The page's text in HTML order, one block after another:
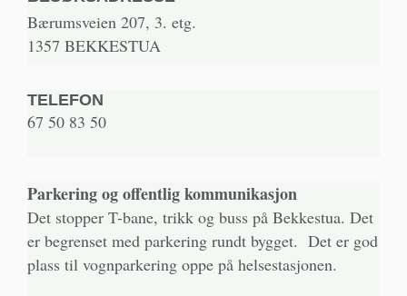
Bærumsveien 207, 3. etg.
1357 BEKKESTUA
TELEFON
67 50 83 50
Parkering og offentlig kommunikasjon
Det stopper T-bane, trikk og buss på Bekkestua. Det
er begrenset med parkering rundt bygget. Det er god
plass til vognparkering oppe på helsestasjonen.